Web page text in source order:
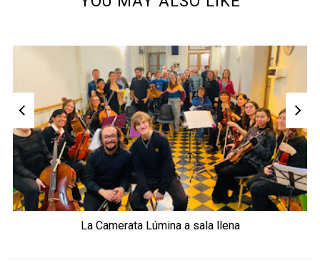
La Camerata Lúmina a sala llena